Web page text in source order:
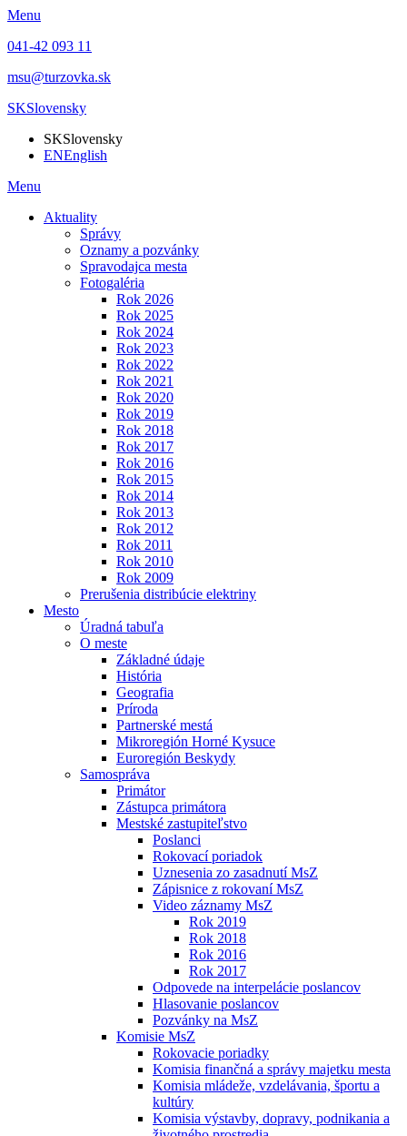
Menu
041-42 093 11
msu@turzovka.sk
SKSlovensky
SKSlovensky
ENEnglish
Menu
Aktuality
Správy
Oznamy a pozvánky
Spravodajca mesta
Fotogaléria
Rok 2026
Rok 2025
Rok 2024
Rok 2023
Rok 2022
Rok 2021
Rok 2020
Rok 2019
Rok 2018
Rok 2017
Rok 2016
Rok 2015
Rok 2014
Rok 2013
Rok 2012
Rok 2011
Rok 2010
Rok 2009
Prerušenia distribúcie elektriny
Mesto
Úradná tabuľa
O meste
Základné údaje
História
Geografia
Príroda
Partnerské mestá
Mikroregión Horné Kysuce
Euroregión Beskydy
Samospráva
Primátor
Zástupca primátora
Mestské zastupiteľstvo
Poslanci
Rokovací poriadok
Uznesenia zo zasadnutí MsZ
Zápisnice z rokovaní MsZ
Video záznamy MsZ
Rok 2019
Rok 2018
Rok 2016
Rok 2017
Odpovede na interpelácie poslancov
Hlasovanie poslancov
Pozvánky na MsZ
Komisie MsZ
Rokovacie poriadky
Komisia finančná a správy majetku mesta
Komisia mládeže, vzdelávania, športu a
kultúry
Komisia výstavby, dopravy, podnikania a